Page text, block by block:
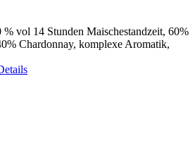
% vol 14 Stunden Maischestandzeit, 60%
Chardonnay, komplexe Aromatik,